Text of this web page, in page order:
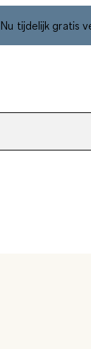
Nu tijdelijk gratis